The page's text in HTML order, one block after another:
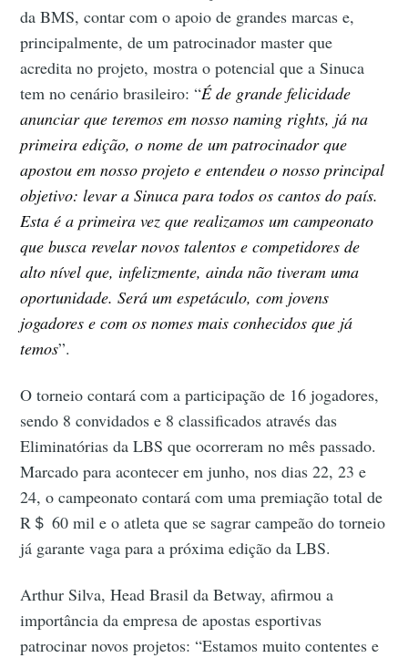
da BMS, contar com o apoio de grandes marcas e,
principalmente, de um patrocinador master que
acredita no projeto, mostra o potencial que a Sinuca
tem no cenário brasileiro: “É de grande felicidade
anunciar que teremos em nosso naming rights, já na
primeira edição, o nome de um patrocinador que
apostou em nosso projeto e entendeu o nosso principal
objetivo: levar a Sinuca para todos os cantos do país.
Esta é a primeira vez que realizamos um campeonato
que busca revelar novos talentos e competidores de
alto nível que, infelizmente, ainda não tiveram uma
oportunidade. Será um espetáculo, com jovens
jogadores e com os nomes mais conhecidos que já
temos”.
O torneio contará com a participação de 16 jogadores,
sendo 8 convidados e 8 classificados através das
Eliminatórias da LBS que ocorreram no mês passado.
Marcado para acontecer em junho, nos dias 22, 23 e
24, o campeonato contará com uma premiação total de
R＄ 60 mil e o atleta que se sagrar campeão do torneio
já garante vaga para a próxima edição da LBS.
Arthur Silva, Head Brasil da Betway, afirmou a
importância da empresa de apostas esportivas
patrocinar novos projetos: “Estamos muito contentes e